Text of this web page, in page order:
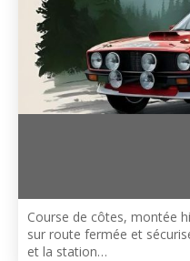
Course de côtes, montée
sur route fermée et
et la station…